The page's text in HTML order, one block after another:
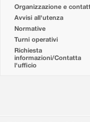
Organizzazione e
Avvisi all'utenza
Normative
Turni operativi
Richiesta
informazioni/Contatta
l'ufficio